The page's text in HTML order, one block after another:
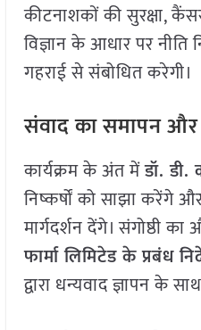
कीटनाशकों की सुरक्षा,
विज्ञान के आधार पर नीति
गहराई से संबोधित करेगी।
संवाद का समापन
कार्यक्रम के अंत मेंडॉ. डी.
निष्कर्षों को साझा करेंगे
मार्गदर्शन देंगे। संगोष्ठी
फार्मा लिमिटेड के प्रबंध
द्वारा धन्यवाद ज्ञापन के